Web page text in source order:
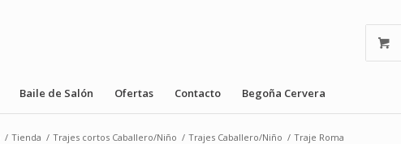
Baile de Salón Ofertas Contacto Begoña Cervera
/ Tienda / Trajes cortos Caballero/Niño / Trajes Caballero/Niño / Traje Roma